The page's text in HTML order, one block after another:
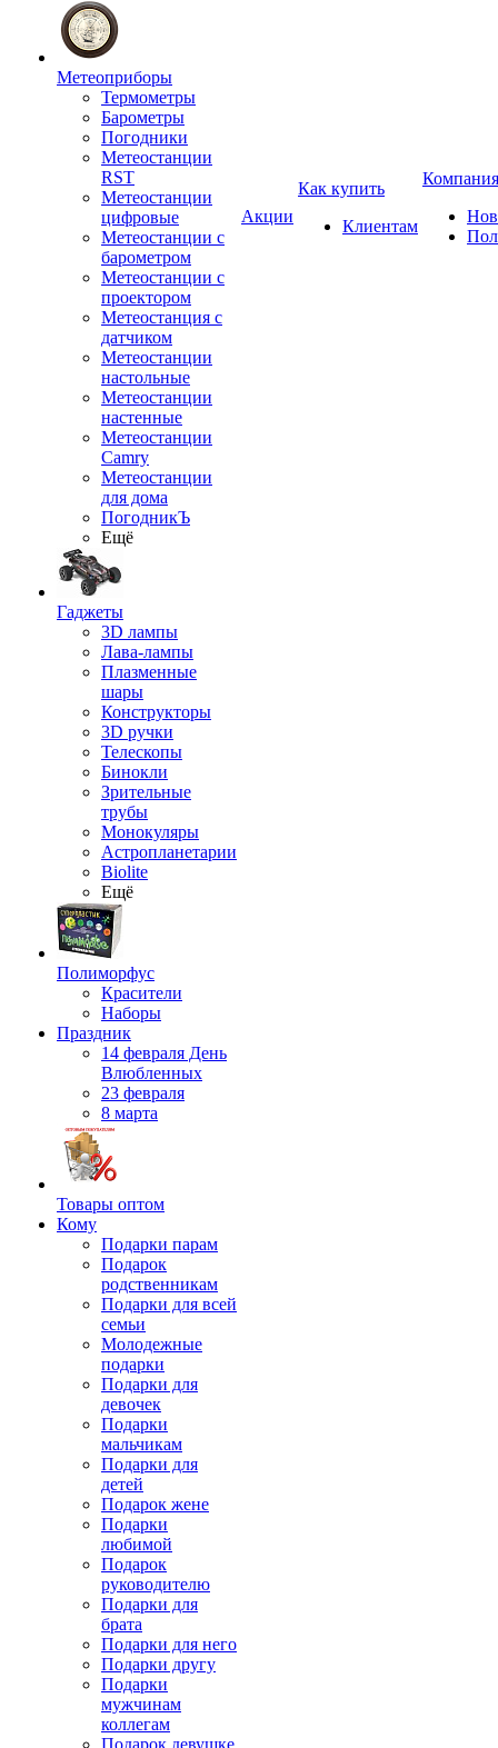
Метеоприборы
Термометры
Барометры
Погодники
Метеостанции
RST
Метеостанции
цифровые
Метеостанции с
барометром
Метеостанции с
проектором
Метеостанция с
датчиком
Метеостанции
настольные
Метеостанции
настенные
Метеостанции
Camry
Метеостанции
для дома
ПогодникЪ
Ещё
Гаджеты
3D лампы
Лава-лампы
Плазменные
шары
Конструкторы
3D ручки
Телескопы
Бинокли
Зрительные
трубы
Монокуляры
Астропланетарии
Biolite
Ещё
Полиморфус
Красители
Наборы
Праздник
14 февраля День
Влюбленных
23 февраля
8 марта
Товары оптом
Кому
Подарки парам
Подарок
родственникам
Подарки для всей
семьи
Молодежные
подарки
Подарки для
девочек
Подарки
мальчикам
Подарки для
детей
Подарок жене
Подарки
любимой
Подарок
руководителю
Подарки для
брата
Подарки для него
Подарки другу
Подарки
мужчинам
коллегам
Подарок девушке
Акции
Как купить
Клиентам
Компания